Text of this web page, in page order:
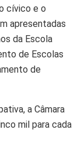
cívico e o
apresentadas
da Escola
de Escolas
de
a Câmara
mil para cada